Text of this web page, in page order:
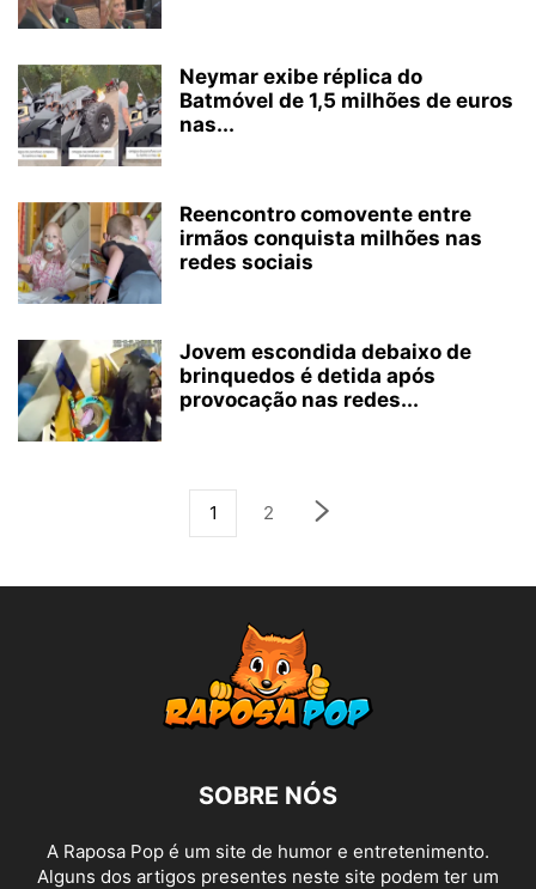
Neymar exibe réplica do
Batmóvel de 1,5 milhões de euros
nas...
Reencontro comovente entre
irmãos conquista milhões nas
redes sociais
Jovem escondida debaixo de
brinquedos é detida após
provocação nas redes...
1 2
SOBRE NÓS
A Raposa Pop é um site de humor e entretenimento.
Alguns dos artigos presentes neste site podem ter um